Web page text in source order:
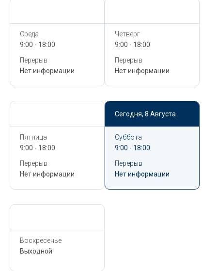
Среда
9:00 - 18:00
Перерыв
Нет информации
Четверг
9:00 - 18:00
Перерыв
Нет информации
Пятница
9:00 - 18:00
Перерыв
Нет информации
Сегодня, 8 Августа
Суббота
9:00 - 18:00
Перерыв
Нет информации
Воскресенье
Выходной